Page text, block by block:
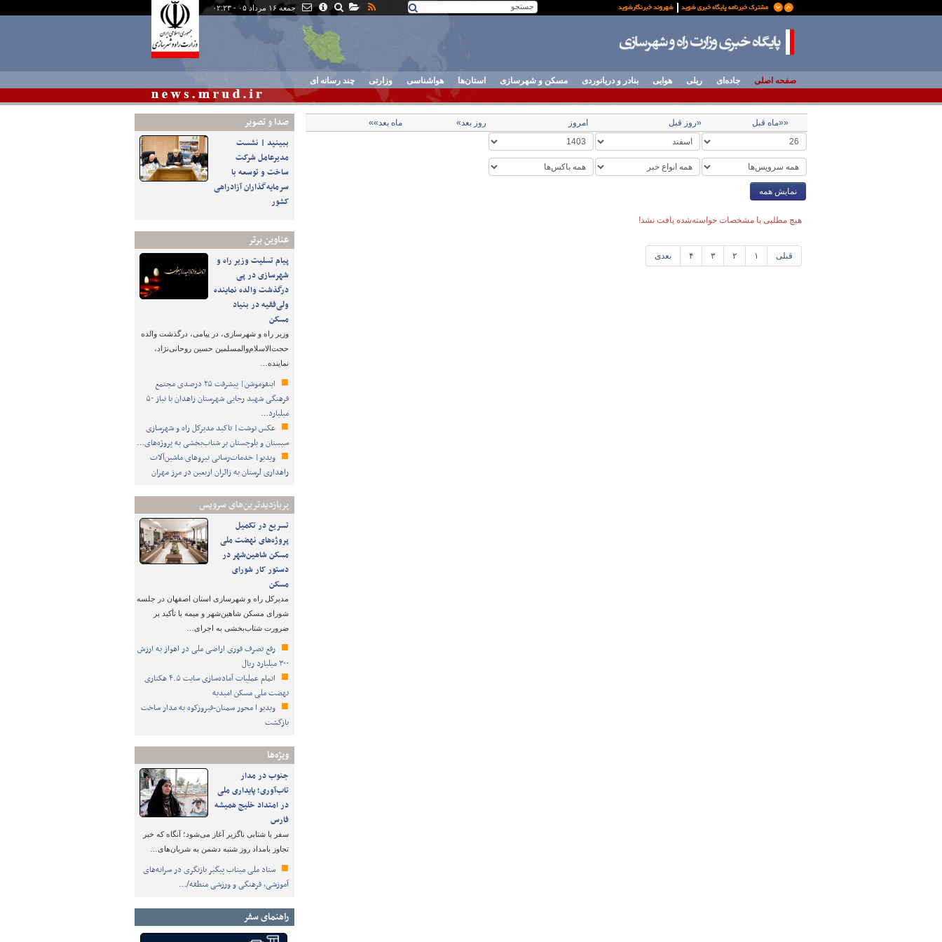
جمعه ۱۶ مرداد ۰۵ - ۰۲:۲۳
صفحه اصلی جاده‌ای ریلی هوایی بنادر و دریانوردی مسکن و شهرسازی استان‌ها هواشناسی وزارتی چند رسانه ای
صدا و تصوير
ببینید | نشست
مدیرعامل شرکت
ساخت و توسعه با
سرمایه‌گذاران آزادراهی
کشور
عناوین برتر
پیام تسلیت وزیر راه و
شهرسازی در پی
درگذشت والده نماینده
ولی‌فقیه در بنیاد
مسکن
وزیر راه و شهرسازی، در پیامی، درگذشت والده
حجت‌الاسلام‌والمسلمین حسین روحانی‌نژاد،
نماینده…
اینفوموشن| پیشرفت ۲۵ درصدی مجتمع
فرهنگی شهید رجایی شهرستان زاهدان با نیاز ۵۰
میلیارد…
عکس نوشت| تاکید مدیرکل راه و شهرسازی
سیستان و بلوچستان بر شتاب‌بخشی به پروژه‌های…
ویدیو| خدمات‌رسانی نیروهای ماشین‌آلات
راهداری لرستان به زائران اربعین در مرز مهران
پربازدیدترین‌های سرویس
تسریع در تکمیل
پروژه‌های نهضت ملی
مسکن شاهین‌شهر در
دستور کار شورای
مسکن
مدیرکل راه و شهرسازی استان اصفهان در جلسه
شورای مسکن شاهین‌شهر و میمه با تأکید بر
ضرورت شتاب‌بخشی به اجرای…
رفع تصرف فوری اراضی ملی در اهواز به ارزش
۳۰۰ میلیارد ریال
اتمام عملیات آماده‌سازی سایت ۴.۵ هکتاری
نهضت ملی مسکن امیدیه
ویدیو ا محور سمنان-فیروزکوه به مدار ساخت
بازگشت
ویژه‌ها
جنوب در مدار
تاب‌آوری؛ پایداری ملی
در امتداد خلیج همیشه
فارس
سفر با شتابی ناگزیر آغاز می‌شود؛ آنگاه که خبر
تجاوز بامداد روز شنبه دشمن به شریان‌های…
ستاد ملی میناب پیگیر بازنگری در سرانه‌های
آموزشی، فرهنگی و ورزشی منطقه/…
راهنمای سفر
««ماه قبل «روز قبل امروز روز بعد» ماه بعد»»
نمایش همه
هیچ مطلبی با مشخصات خواسته‌شده یافت نشد!
قبلی ۱ ۲ ۳ ۴ بعدی